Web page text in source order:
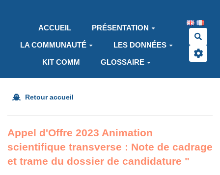
ACCUEIL
PRÉSENTATION
LA COMMUNAUTÉ LES DONNÉES
KIT COMM GLOSSAIRE
Retour accueil
Appel d'Offre 2023 Animation
scientifique transverse : Note de cadrage
et trame du dossier de candidature "